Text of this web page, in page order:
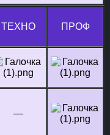
ТЕХНО ПРОФ
—